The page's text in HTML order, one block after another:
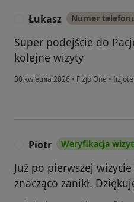
Łukasz Numer
Super podejście do
kolejne wizyty
30 kwietnia 2026 • Fizjo One •
Piotr Weryfikacja
Już po pierwszej
znacząco zanikł.